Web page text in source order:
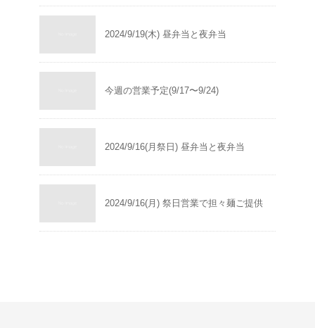
2024/9/19(木) 昼弁当と夜弁当
今週の営業予定(9/17〜9/24)
2024/9/16(月祭日) 昼弁当と夜弁当
2024/9/16(月) 祭日営業で担々麺ご提供